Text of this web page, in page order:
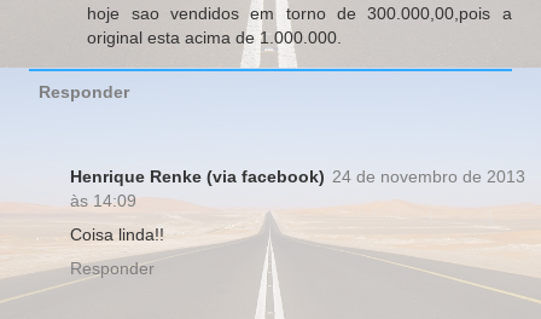
hoje sao vendidos em torno de 300.000,00,pois a
original esta acima de 1.000.000.
Responder
Henrique Renke (via facebook) 24 de novembro de 2013
às 14:09
Coisa linda!!
Responder